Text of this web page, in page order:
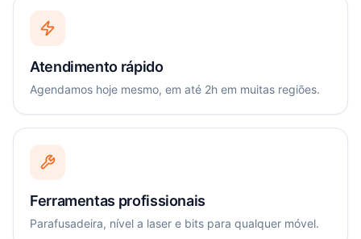
Atendimento rápido
Agendamos hoje mesmo, em até 2h em muitas regiões.
Ferramentas profissionais
Parafusadeira, nível a laser e bits para qualquer móvel.